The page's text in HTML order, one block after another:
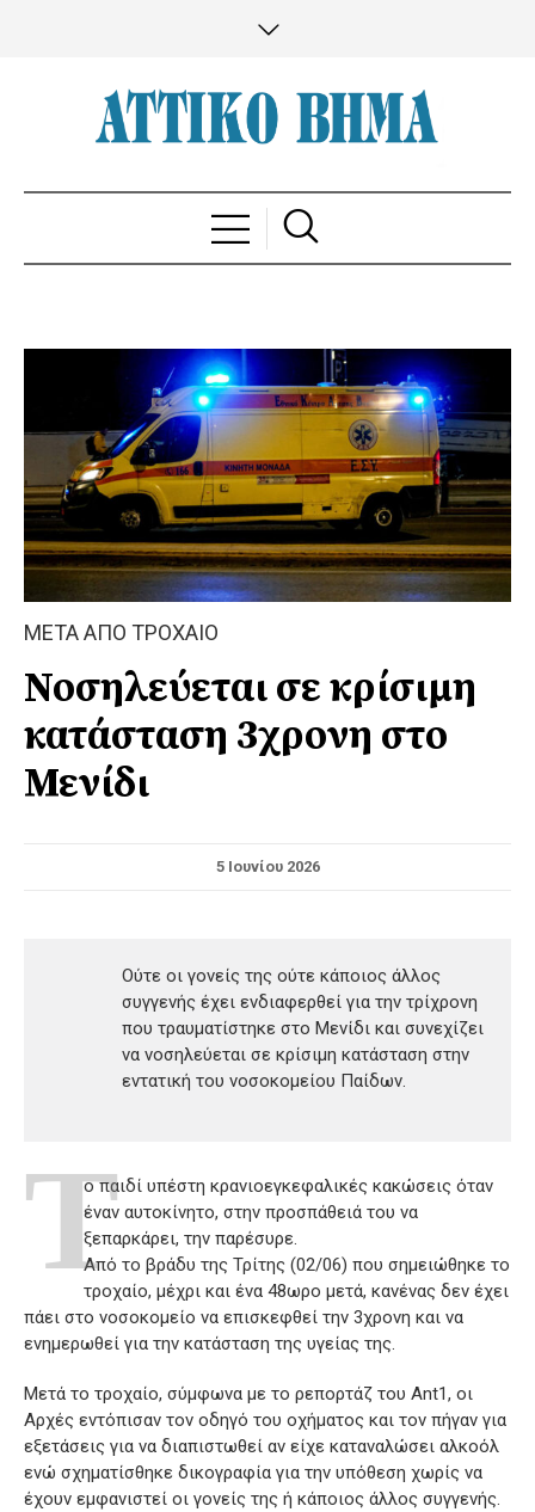
ΜΕΤΑ ΑΠΟ ΤΡΟΧΑΙΟ
Νοσηλεύεται σε κρίσιμη
κατάσταση 3χρονη στο
Μενίδι
5 Ιουνίου 2026
Ούτε οι γονείς της ούτε κάποιος άλλος
συγγενής έχει ενδιαφερθεί για την τρίχρονη
που τραυματίστηκε στο Μενίδι και συνεχίζει
να νοσηλεύεται σε κρίσιμη κατάσταση στην
εντατική του νοσοκομείου Παίδων.
Το παιδί υπέστη κρανιοεγκεφαλικές κακώσεις όταν
έναν αυτοκίνητο, στην προσπάθειά του να
ξεπαρκάρει, την παρέσυρε.
Από το βράδυ της Τρίτης (02/06) που σημειώθηκε το
τροχαίο, μέχρι και ένα 48ωρο μετά, κανένας δεν έχει
πάει στο νοσοκομείο να επισκεφθεί την 3χρονη και να
ενημερωθεί για την κατάσταση της υγείας της.
Μετά το τροχαίο, σύμφωνα με το ρεπορτάζ του Ant1, οι
Αρχές εντόπισαν τον οδηγό του οχήματος και τον πήγαν για
εξετάσεις για να διαπιστωθεί αν είχε καταναλώσει αλκοόλ
ενώ σχηματίσθηκε δικογραφία για την υπόθεση χωρίς να
έχουν εμφανιστεί οι γονείς της ή κάποιος άλλος συγγενής.